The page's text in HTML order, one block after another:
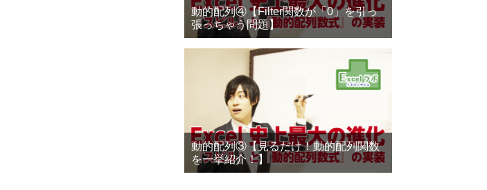
動的配列④【Filter関数が「0」を引っ
張っちゃう問題】
動的配列③【見るだけ！動的配列関数
を一挙紹介！】